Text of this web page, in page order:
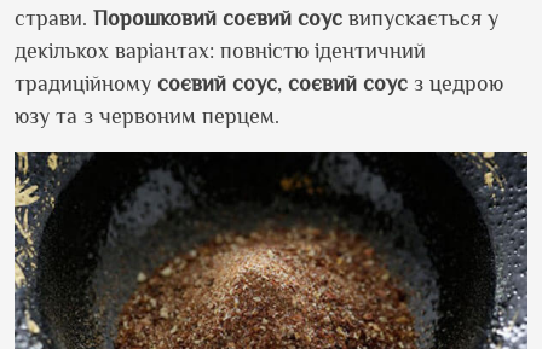
страви. Порошковий соєвий соус випускається у
декількох варіантах: повністю ідентичний
традиційному соєвий соус, соєвий соус з цедрою
юзу та з червоним перцем.